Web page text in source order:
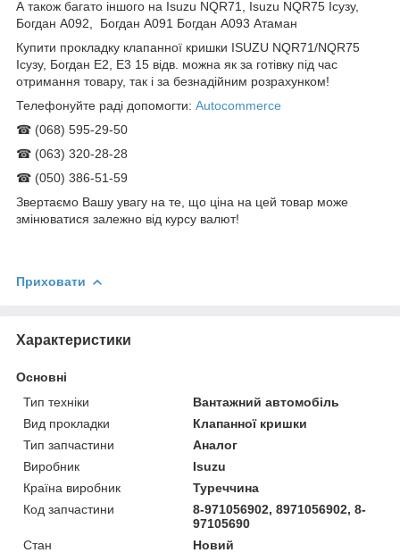
А також багато іншого на Isuzu NQR71, Isuzu NQR75 Ісузу,
Богдан А092, Богдан А091 Богдан А093 Атаман
Купити прокладку клапанної кришки ISUZU NQR71/NQR75
Ісузу, Богдан Е2, Е3 15 відв. можна як за готівку під час
отримання товару, так і за безнадійним розрахунком!
Телефонуйте раді допомогти: Autocommerce
☎ (068) 595-29-50
☎ (063) 320-28-28
☎ (050) 386-51-59
Звертаємо Вашу увагу на те, що ціна на цей товар може
змінюватися залежно від курсу валют!
Приховати
Характеристики
Основні
Тип техніки
Вантажний автомобіль
Вид прокладки
Клапанної кришки
Тип запчастини
Аналог
Виробник
Isuzu
Країна виробник
Туреччина
Код запчастини
8-971056902, 8971056902, 8-
97105690
Стан
Новий